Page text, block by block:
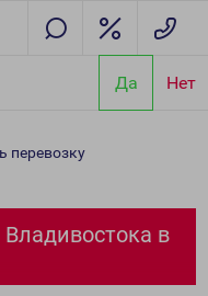
Да Нет
перевозку
Владивостока в